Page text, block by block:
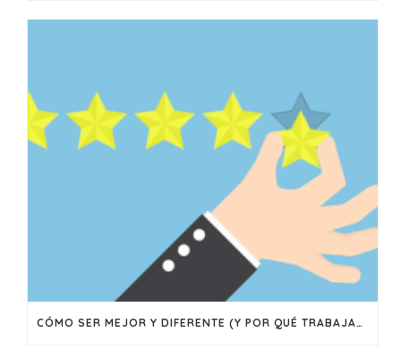
CÓMO SER MEJOR Y DIFERENTE (Y POR QUÉ TRABAJAR EN LOGRAR AMBAS COSAS)